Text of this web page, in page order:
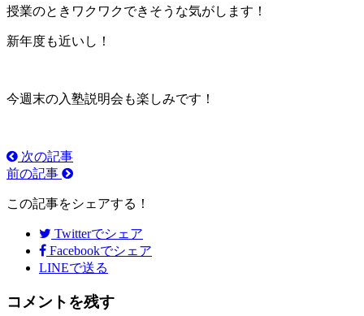
授業のときワクワクできそうな気がします！
新年度も近いし！
今週末の入塾説明会も楽しみです！
次の記事
前の記事
この記事をシェアする！
Twitterでシェア
Facebookでシェア
LINEで送る
コメントを残す